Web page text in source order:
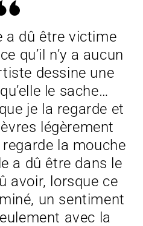
a dû être victime
qu’il n’y a aucun
dessine une
le sache…
je la regarde et
légèrement
la mouche
a dû être dans le
avoir, lorsque ce
un sentiment
avec la